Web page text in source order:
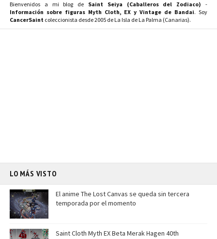
Bienvenidos a mi blog de Saint Seiya (Caballeros del Zodiaco) -
Información sobre figuras Myth Cloth, EX y Vintage de Bandai. Soy
CancerSaint coleccionista desde 2005 de La Isla de La Palma (Canarias).
LO MÁS VISTO
El anime The Lost Canvas se queda sin tercera
temporada por el momento
Saint Cloth Myth EX Beta Merak Hagen 40th